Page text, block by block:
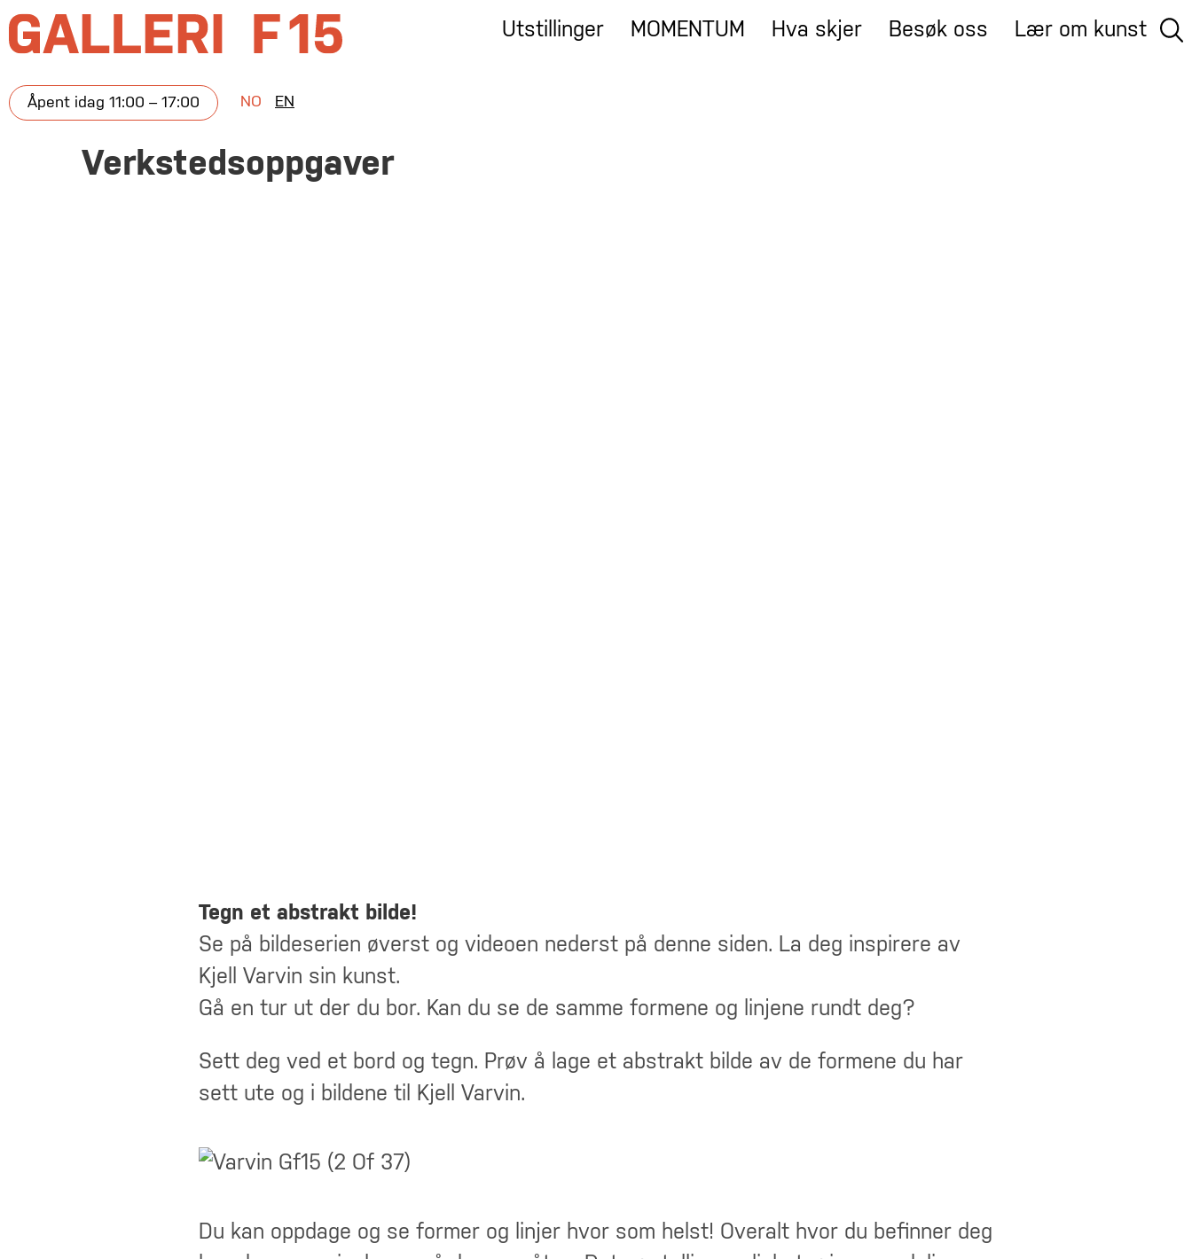
Utstillinger MOMENTUM Hva skjer Besøk oss Lær om kunst
Åpent idag 11:00 – 17:00 NO EN
Verkstedsoppgaver
Tegn et abstrakt bilde!
Se på bildeserien øverst og videoen nederst på denne siden. La deg inspirere av
Kjell Varvin sin kunst.
Gå en tur ut der du bor. Kan du se de samme formene og linjene rundt deg?
Sett deg ved et bord og tegn. Prøv å lage et abstrakt bilde av de formene du har
sett ute og i bildene til Kjell Varvin.
Du kan oppdage og se former og linjer hvor som helst! Overalt hvor du befinner deg